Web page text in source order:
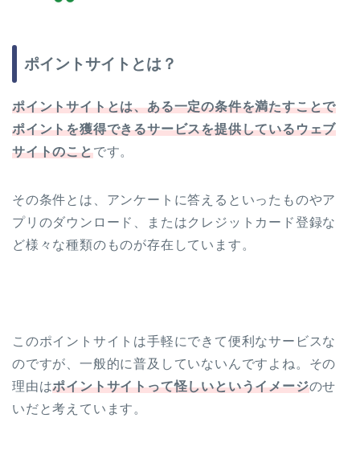
ポイントサイトとは？
ポイントサイトとは、ある一定の条件を満たすことで
ポイントを獲得できるサービスを提供しているウェブ
サイトのことです。
その条件とは、アンケートに答えるといったものやア
プリのダウンロード、またはクレジットカード登録な
ど様々な種類のものが存在しています。
このポイントサイトは手軽にできて便利なサービスな
のですが、一般的に普及していないんですよね。その
理由はポイントサイトって怪しいというイメージのせ
いだと考えています。